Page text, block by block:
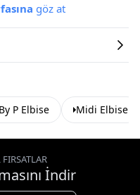
göz at
P Elbise Midi Elbise
İndir